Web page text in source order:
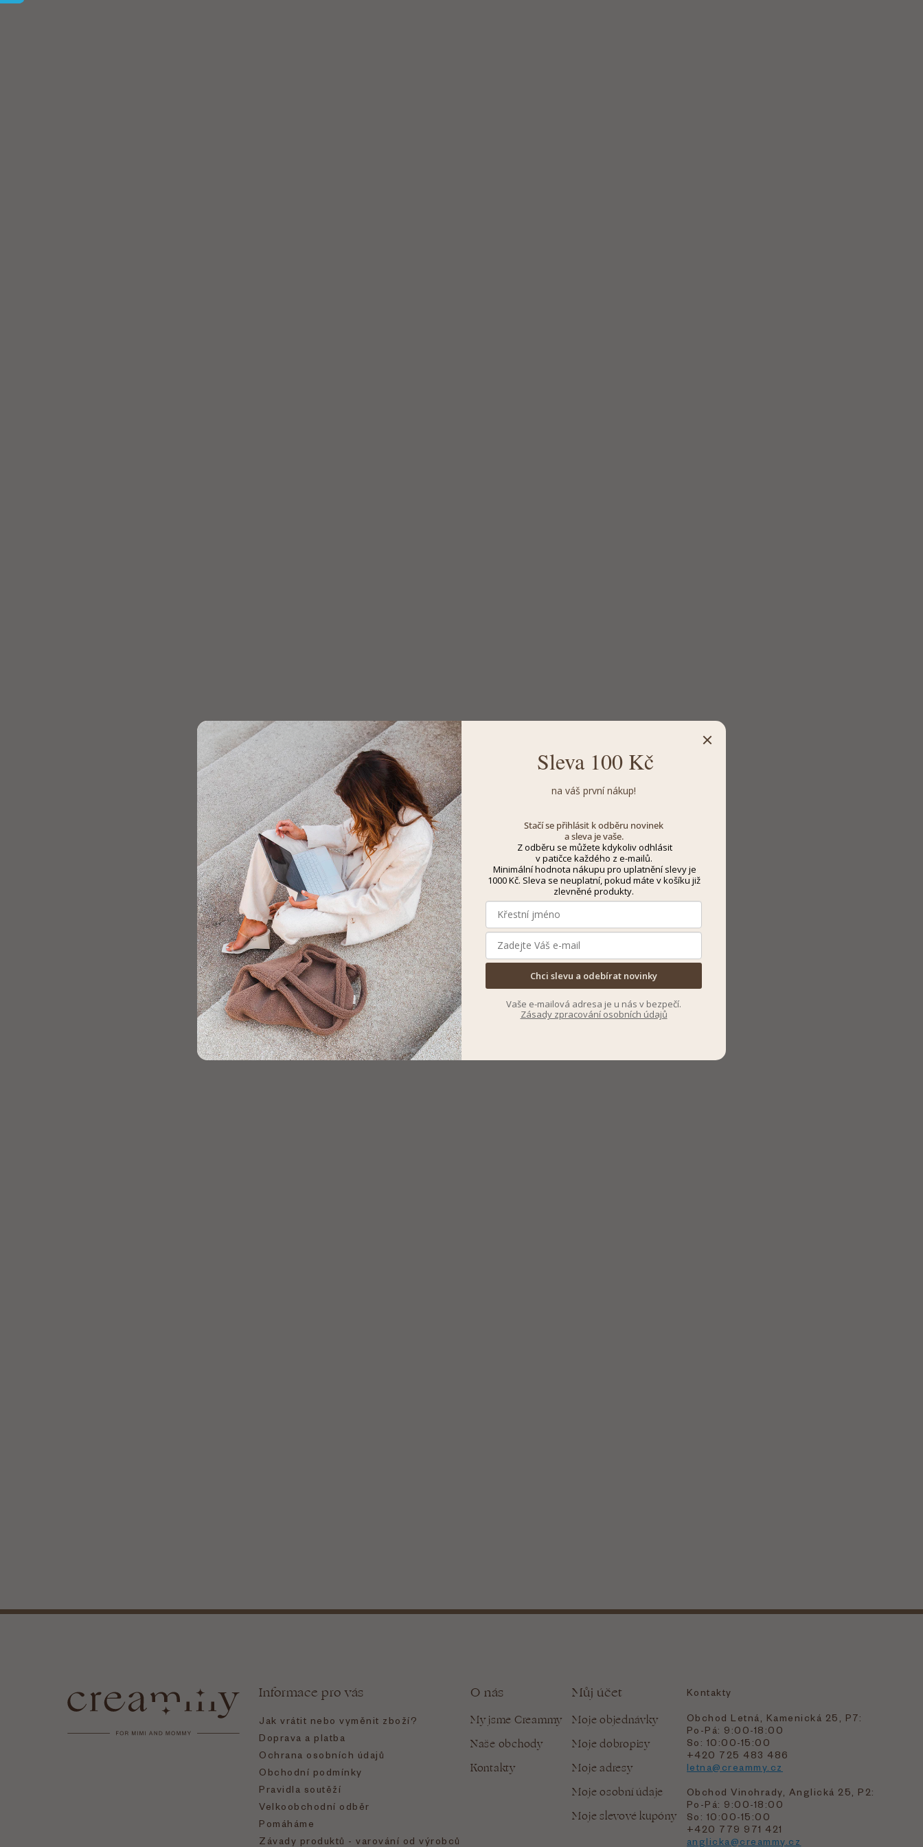
Informace pro vás
Jak vrátit nebo vyměnit zboží?
Doprava a platba
Ochrana osobních údajů
Obchodní podmínky
Pravidla soutěží
Velkoobchodní odběr
Pomáháme
Závady produktů - varování od výrobců
O nás
My jsme Creammy
Naše obchody
Kontakty
Můj účet
Moje objednávky
Moje dobropisy
Moje adresy
Moje osobní údaje
Moje slevové kupóny
Kontakty
Obchod Letná, Kamenická 25, P7:
Po-Pá: 9:00-18:00
So: 10:00-15:00
+420 725 483 486
letna@creammy.cz
Obchod Vinohrady, Anglická 25, P2:
Po-Pá: 9:00-18:00
So: 10:00-15:00
+420 779 971 421
anglicka@creammy.cz
Sleva 100 Kč
na váš první nákup!
Stačí se přihlásit k odběru novinek
a sleva je vaše.
Z odběru se můžete kdykoliv odhlásit
v patičce každého z e-mailů.
Minimální hodnota nákupu pro uplatnění slevy je
1000 Kč. Sleva se neuplatní, pokud máte v košíku již
zlevněné produkty.
Chci slevu a odebírat novinky
Vaše e-mailová adresa je u nás v bezpečí.
Zásady zpracování osobních údajů